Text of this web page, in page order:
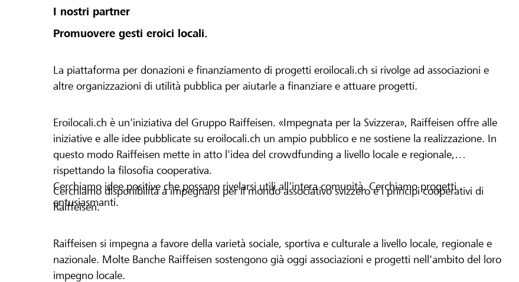
I nostri partner
Promuovere gesti eroici locali.
La piattaforma per donazioni e finanziamento di progetti eroilocali.ch si rivolge ad associazioni e
altre organizzazioni di utilità pubblica per aiutarle a finanziare e attuare progetti.
Eroilocali.ch è un'iniziativa del Gruppo Raiffeisen. «Impegnata per la Svizzera», Raiffeisen offre alle
iniziative e alle idee pubblicate su eroilocali.ch un ampio pubblico e ne sostiene la realizzazione. In
questo modo Raiffeisen mette in atto l'idea del crowdfunding a livello locale e regionale,
rispettando la filosofia cooperativa.
Cerchiamo idee positive che possano rivelarsi utili all'intera comunità. Cerchiamo progetti
entusiasmanti.
Cerchiamo disponibilità a impegnarsi per il mondo associativo svizzero e i principi cooperativi di
Raiffeisen.
Raiffeisen si impegna a favore della varietà sociale, sportiva e culturale a livello locale, regionale e
nazionale. Molte Banche Raiffeisen sostengono già oggi associazioni e progetti nell'ambito del loro
impegno locale.